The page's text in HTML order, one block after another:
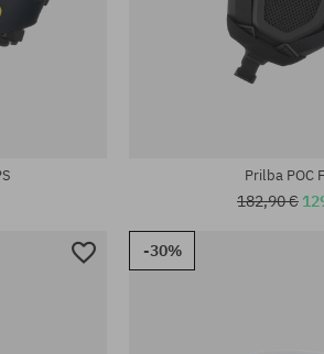
Prilba POC
182,90 €
-30%